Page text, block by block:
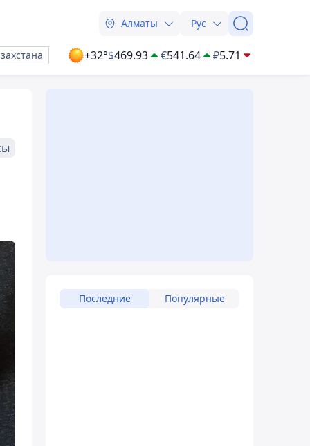
Алматы Рус
+32°$469.93 €541.64 ₽5.71
Последние Популярные